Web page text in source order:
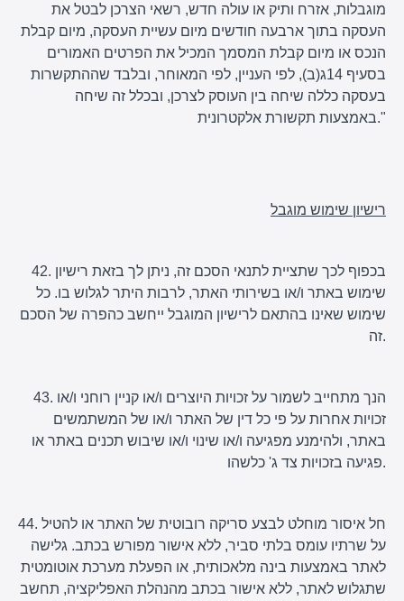
מוגבלות, אזרח ותיק או עולה חדש, רשאי הצרכן לבטל את
העסקה בתוך ארבעה חודשים מיום עשיית העסקה, מיום קבלת
הנכס או מיום קבלת המסמך המכיל את הפרטים האמורים
בסעיף 14ג(ב), לפי העניין, לפי המאוחר, ובלבד שההתקשרות
בעסקה כללה שיחה בין העוסק לצרכן, ובכלל זה שיחה
באמצעות תקשורת אלקטרונית."
רישיון שימוש מוגבל
42. בכפוף לכך שתציית לתנאי הסכם זה, ניתן לך בזאת רישיון
שימוש באתר ו/או בשירותי האתר, לרבות היתר לגלוש בו. כל
שימוש שאינו בהתאם לרישיון המוגבל ייחשב כהפרה של הסכם
זה.
43. הנך מתחייב לשמור על זכויות היוצרים ו/או קניין רוחני ו/או
זכויות אחרות על פי כל דין של האתר ו/או של המשתמשים
באתר, ולהימנע מפגיעה ו/או שינוי ו/או שיבוש תכנים באתר או
פגיעה בזכויות צד ג' כלשהו.
44. חל איסור מוחלט לבצע סריקה רובוטית של האתר או להטיל
על שרתיו עומס בלתי סביר, ללא אישור מפורש בכתב. גלישה
לאתר באמצעות בינה מלאכותית, או הפעלת מערכת אוטומטית
שתגלוש לאתר, ללא אישור בכתב מהנהלת האפליקציה, תחשב